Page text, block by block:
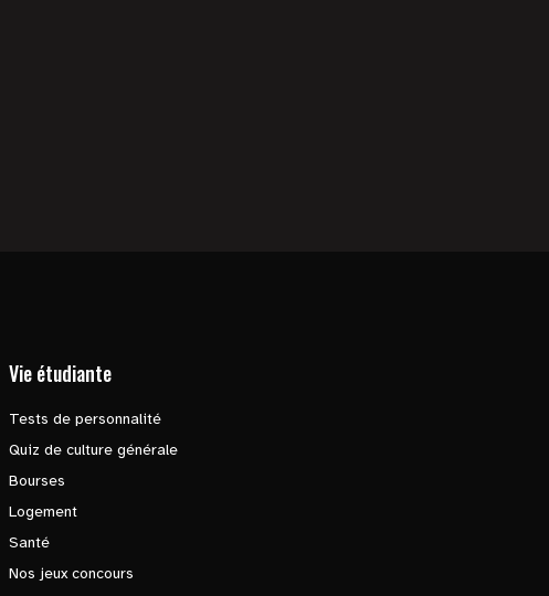
Vie étudiante
Tests de personnalité
Quiz de culture générale
Bourses
Logement
Santé
Nos jeux concours